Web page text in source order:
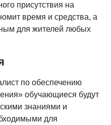
присутствия на
время и средства, а
для жителей любых
по обеспечению
обучающиеся будут
знаниями и
для